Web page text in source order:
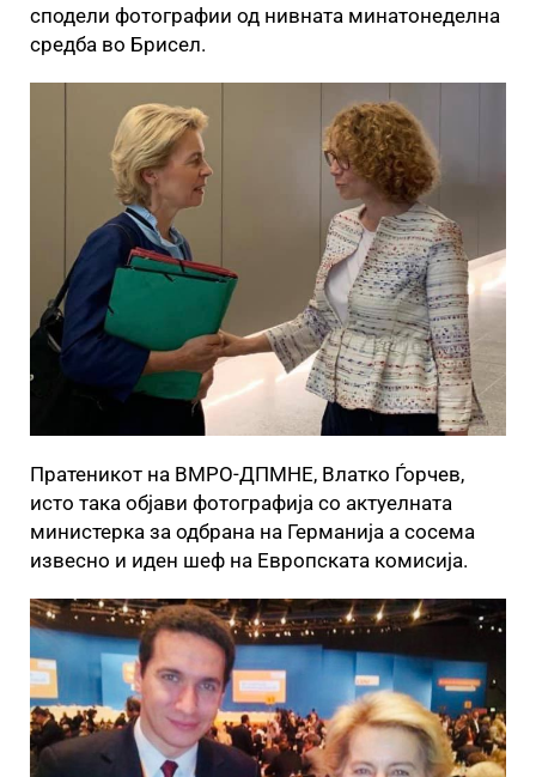
сподели фотографии од нивната минатонеделна
средба во Брисел.
Пратеникот на ВМРО-ДПМНЕ, Влатко Ѓорчев,
исто така објави фотографија со актуелната
министерка за одбрана на Германија а сосема
извесно и иден шеф на Европската комисија.